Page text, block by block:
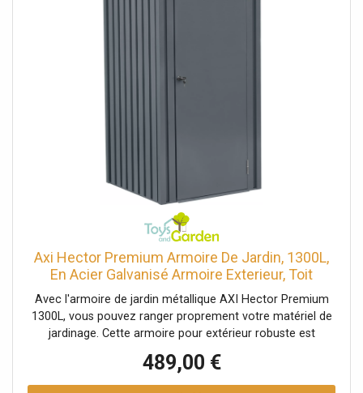
Axi Hector Premium Armoire De Jardin, 1300L,
En Acier Galvanisé Armoire Exterieur, Toit
Incliné Armoire De Rangement Extérieur Serrure
Avec 2 Clés Meuble De Rangement De Jardin
Avec l'armoire de jardin métallique AXI Hector Premium
1300L, vous pouvez ranger proprement votre matériel de
jardinage. Cette armoire pour extérieur robuste est
poudre, ce qui le rend imperméable, résistant aux
intempéries et extrêmement durable. Hector est
489,00 €